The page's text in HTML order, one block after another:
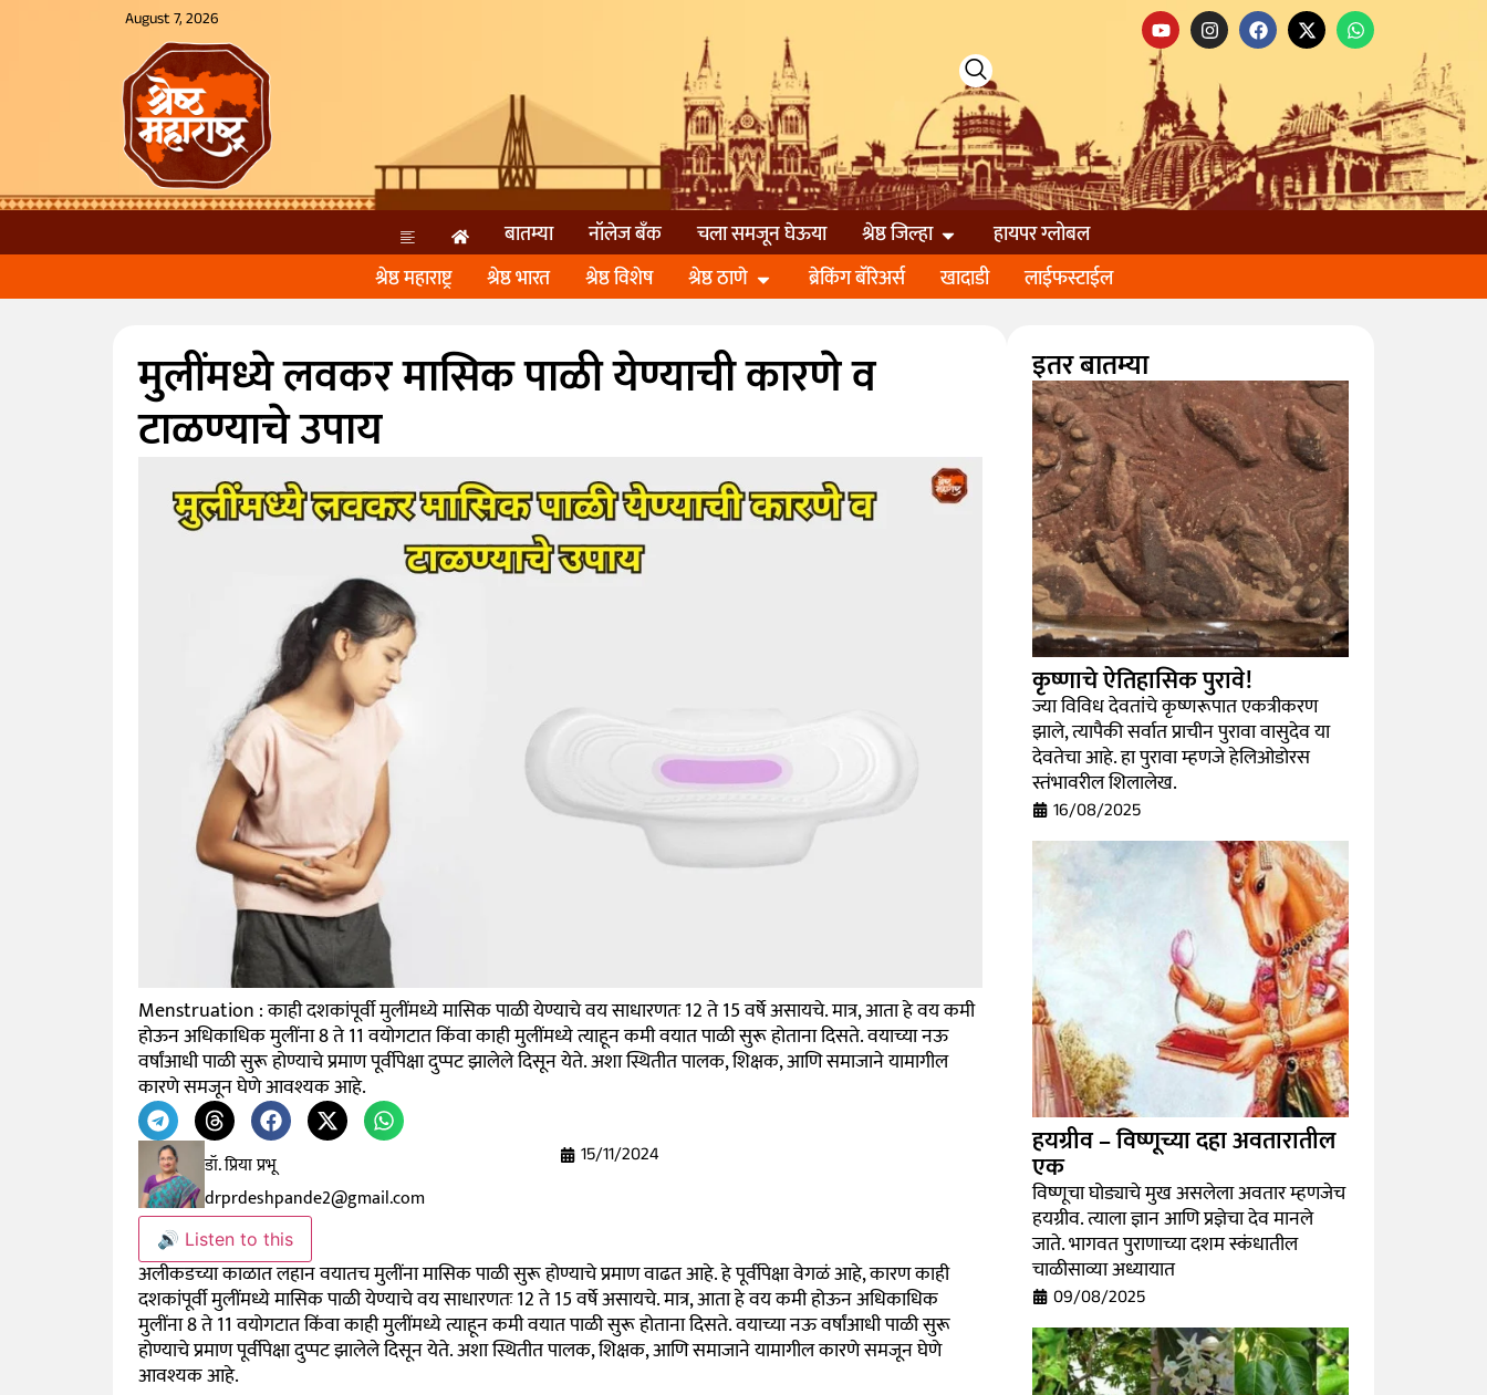
August 7, 2026
बातम्या नॉलेज बॅंक चला समजून घेऊया श्रेष्ठ जिल्हा
हायपर ग्लोबल
श्रेष्ठ महाराष्ट्र
श्रेष्ठ भारत श्रेष्ठ विशेष श्रेष्ठ ठाणे ब्रेकिंग बॅरिअर्स खादाडी लाईफस्टाईल
मुलींमध्ये लवकर मासिक पाळी येण्याची कारणे व
टाळण्याचे उपाय
Menstruation : काही दशकांपूर्वी मुलींमध्ये मासिक पाळी येण्याचे वय साधारणतः 12 ते 15 वर्षे असायचे. मात्र, आता हे वय कमी
होऊन अधिकाधिक मुलींना 8 ते 11 वयोगटात किंवा काही मुलींमध्ये त्याहून कमी वयात पाळी सुरू होताना दिसते. वयाच्या नऊ
वर्षांआधी पाळी सुरू होण्याचे प्रमाण पूर्वीपेक्षा दुप्पट झालेले दिसून येते. अशा स्थितीत पालक, शिक्षक, आणि समाजाने यामागील
कारणे समजून घेणे आवश्यक आहे.
डॉ. प्रिया प्रभू
drprdeshpande2@gmail.com
15/11/2024
🔊 Listen to this
अलीकडच्या काळात लहान वयातच मुलींना मासिक पाळी सुरू होण्याचे प्रमाण वाढत आहे. हे पूर्वीपेक्षा वेगळं आहे, कारण काही
दशकांपूर्वी मुलींमध्ये मासिक पाळी येण्याचे वय साधारणतः 12 ते 15 वर्षे असायचे. मात्र, आता हे वय कमी होऊन अधिकाधिक
मुलींना 8 ते 11 वयोगटात किंवाकाही मुलींमध्येत्याहून कमी वयात पाळी सुरू होताना दिसते. वयाच्या नऊ वर्षांआधी पाळी सुरू
होण्याचे प्रमाण पूर्वीपेक्षा दुप्पट झालेले दिसून येते. अशा स्थितीत पालक, शिक्षक, आणि समाजाने यामागील कारणे समजून घेणे
आवश्यक आहे.
इतर बातम्या
कृष्णाचे ऐतिहासिक पुरावे!
ज्या विविध देवतांचे कृष्णरूपात एकत्रीकरण
झाले, त्यापैकी सर्वात प्राचीन पुरावा वासुदेव या
देवतेचा आहे. हा पुरावा म्हणजे हेलिओडोरस
स्तंभावरील शिलालेख.
16/08/2025
हयग्रीव – विष्णूच्या दहा अवतारातील
एक
विष्णूचा घोड्याचे मुख असलेला अवतार म्हणजेच
हयग्रीव. त्याला ज्ञान आणि प्रज्ञेचा देव मानले
जाते. भागवत पुराणाच्या दशम स्कंधातील
चाळीसाव्या अध्यायात
09/08/2025